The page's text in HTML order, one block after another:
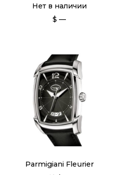
Нет в наличии
$ —
Parmigiani Fleurier